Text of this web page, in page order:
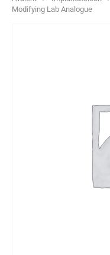
Modifying Lab Analogue